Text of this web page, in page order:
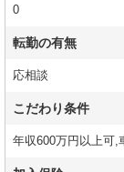
0
転勤の有無
応相談
こだわり条件
年収600万円以上可,